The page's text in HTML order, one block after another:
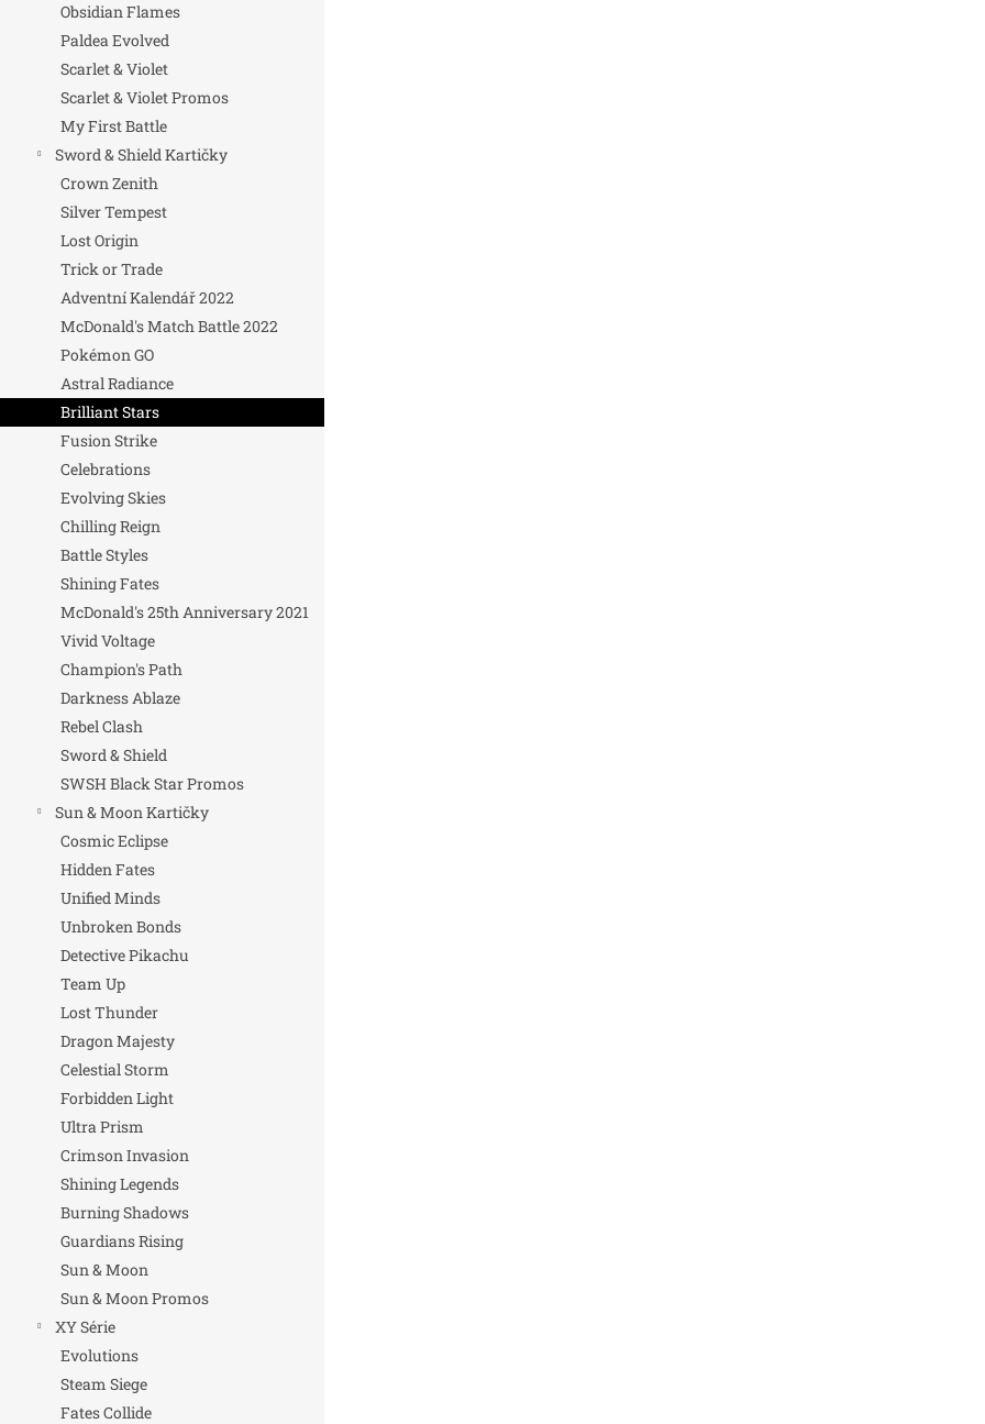
Obsidian Flames
Paldea Evolved
Scarlet & Violet
Scarlet & Violet Promos
My First Battle
Sword & Shield Kartičky
Crown Zenith
Silver Tempest
Lost Origin
Trick or Trade
Adventní Kalendář 2022
McDonald's Match Battle 2022
Pokémon GO
Astral Radiance
Brilliant Stars
Fusion Strike
Celebrations
Evolving Skies
Chilling Reign
Battle Styles
Shining Fates
McDonald's 25th Anniversary 2021
Vivid Voltage
Champion's Path
Darkness Ablaze
Rebel Clash
Sword & Shield
SWSH Black Star Promos
Sun & Moon Kartičky
Cosmic Eclipse
Hidden Fates
Unified Minds
Unbroken Bonds
Detective Pikachu
Team Up
Lost Thunder
Dragon Majesty
Celestial Storm
Forbidden Light
Ultra Prism
Crimson Invasion
Shining Legends
Burning Shadows
Guardians Rising
Sun & Moon
Sun & Moon Promos
XY Série
Evolutions
Steam Siege
Fates Collide